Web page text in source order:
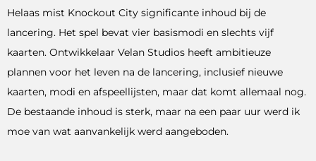
Helaas mist Knockout City significante inhoud bij de
lancering. Het spel bevat vier basismodi en slechts vijf
kaarten. Ontwikkelaar Velan Studios heeft ambitieuze
plannen voor het leven na de lancering, inclusief nieuwe
kaarten, modi en afspeellijsten, maar dat komt allemaal nog.
De bestaande inhoud is sterk, maar na een paar uur werd ik
moe van wat aanvankelijk werd aangeboden.